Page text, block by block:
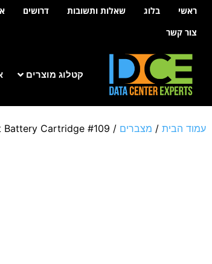
לתוכןראשי בלוג שאלות ותשובות דרושים
צור קשר
קטלוג מוצרים
עמוד הבית / מצברים /
Battery Cartridge #109